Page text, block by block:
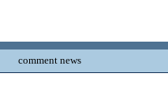
comment news